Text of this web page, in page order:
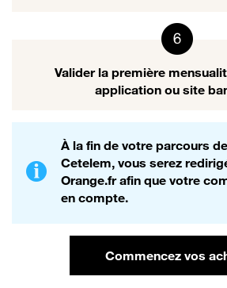
Valider la première
application ou site
À la fin de votre parcours
Cetelem, vous serez
Orange.fr afin que votre
en compte.
Commencez vos